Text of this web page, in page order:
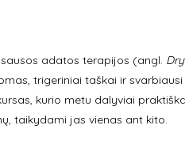
adatos terapijos (angl.
trigeriniai taškai ir
kurio metu dalyviai
taikydami jas vienas ant kito.